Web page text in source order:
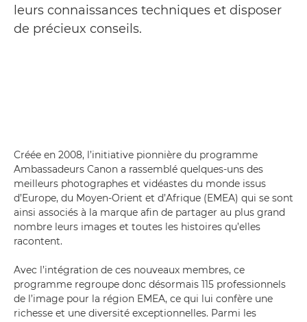
leurs connaissances techniques et disposer
de précieux conseils.
Créée en 2008, l’initiative pionnière du programme
Ambassadeurs Canon a rassemblé quelques-uns des
meilleurs photographes et vidéastes du monde issus
d’Europe, du Moyen-Orient et d’Afrique (EMEA) qui se sont
ainsi associés à la marque afin de partager au plus grand
nombre leurs images et toutes les histoires qu’elles
racontent.
Avec l’intégration de ces nouveaux membres, ce
programme regroupe donc désormais 115 professionnels
de l’image pour la région EMEA, ce qui lui confère une
richesse et une diversité exceptionnelles. Parmi les